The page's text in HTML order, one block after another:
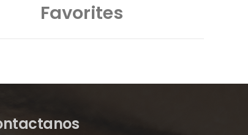
Favorites